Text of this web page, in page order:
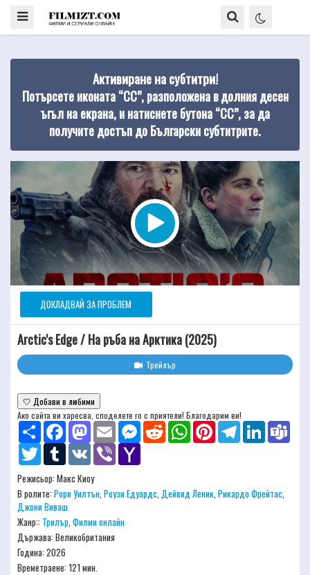
Активиране на субтитри!
Потърсете иконата “CC”, разположена в долния десен
ъгъл на екрана, и натиснете бутона “CC”, за да
получите достъп до Български субтитрите.
ДОКЛАДВАЙ ЗА ПРОБЛЕМ
Arctic's Edge / На ръба на Арктика (2025)
Трейлър
🤍 Добави в любими
Ако сайта ви харесва, споделете го с приятели! Благодарим ви!
Share
FacebookMastodonEmail MessengerReddit WhatsAppPinterestTelegramLinkedIn
Twitter
Tumblr VK Viber
Режисьор:Макс Киоу
В ролите:Рори Уилтън,Роузи Едуардс,Дейвид Леник,Рикардо Фрейтас,
Джони Виваш
Жанр:: Трилър,Филми онлайн
Държава: Великобритания
Година: 2026
Времетраене:121 мин.